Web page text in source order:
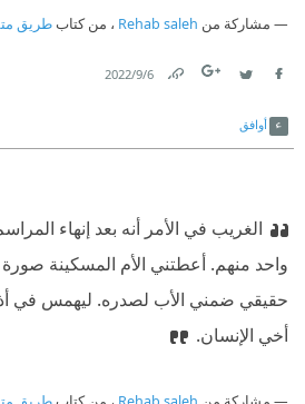
مشاركة من Rehab saleh ، من كتابطريق
6‏/9‏/2022
أوافق
الغريب في الأمر أنه بعد إنهاء
واحد منهم. أعطتني الأم المسكينة
حقيقي ضمني الأب لصدره. ليهمس في
أخي الإنسان.